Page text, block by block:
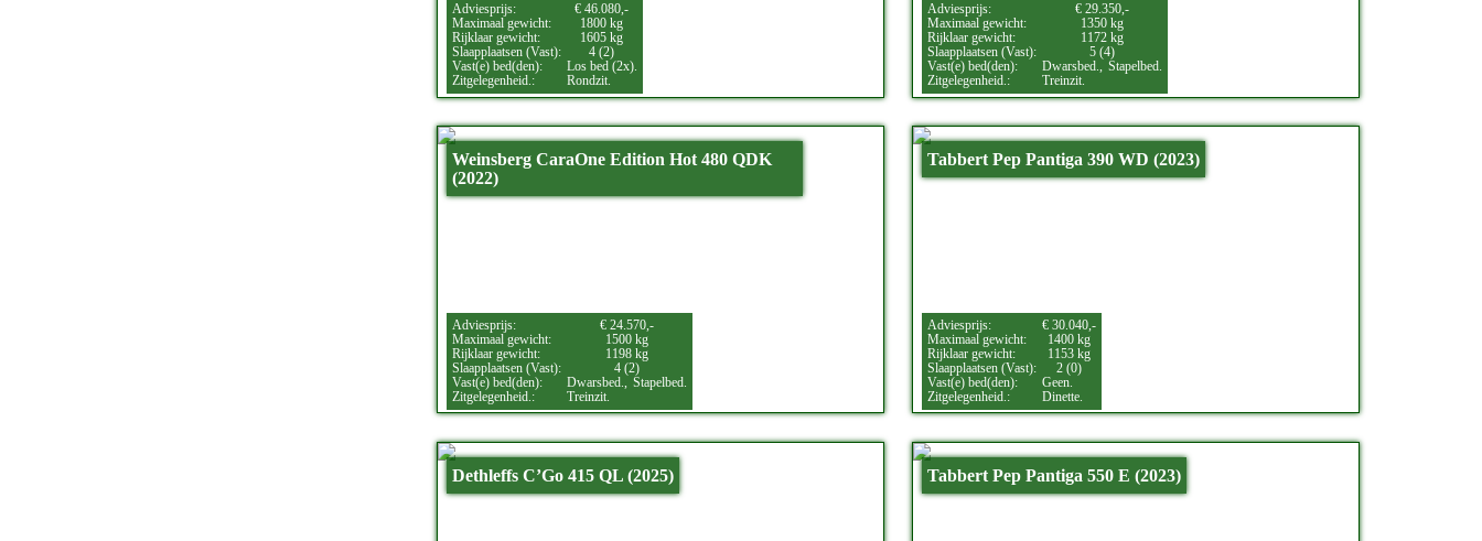
Adviesprijs:
€ 46.080,-
Maximaal gewicht:
1800 kg
Rijklaar gewicht:
1605 kg
Slaapplaatsen (Vast):
4 (2)
Vast(e) bed(den):
Los bed (2x).
Zitgelegenheid.:
Rondzit.
Adviesprijs:
€ 29.350,-
Maximaal gewicht:
1350 kg
Rijklaar gewicht:
1172 kg
Slaapplaatsen (Vast):
5 (4)
Vast(e) bed(den):
Dwarsbed., Stapelbed.
Zitgelegenheid.:
Treinzit.
Weinsberg CaraOne Edition Hot 480 QDK
(2022)
Adviesprijs:
€ 24.570,-
Maximaal gewicht:
1500 kg
Rijklaar gewicht:
1198 kg
Slaapplaatsen (Vast):
4 (2)
Vast(e) bed(den):
Dwarsbed.,
Stapelbed.
Zitgelegenheid.:
Treinzit.
Tabbert Pep Pantiga 390 WD (2023)
Adviesprijs:
€ 30.040,-
Maximaal gewicht:
1400 kg
Rijklaar gewicht:
1153 kg
Slaapplaatsen (Vast):
2 (0)
Vast(e) bed(den):
Geen.
Zitgelegenheid.:
Dinette.
Dethleffs C’Go 415 QL (2025) Tabbert Pep Pantiga 550 E (2023)